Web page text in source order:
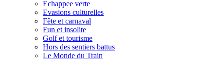
Echappee verte
Evasions culturelles
Fête et carnaval
Fun et insolite
Golf et tourisme
Hors des sentiers battus
Le Monde du Train